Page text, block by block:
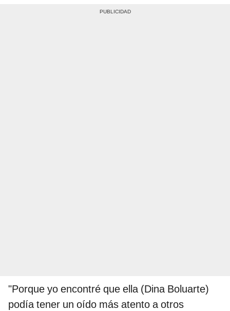
"Porque yo encontré que ella (Dina Boluarte)
podía tener un oído más atento a otros